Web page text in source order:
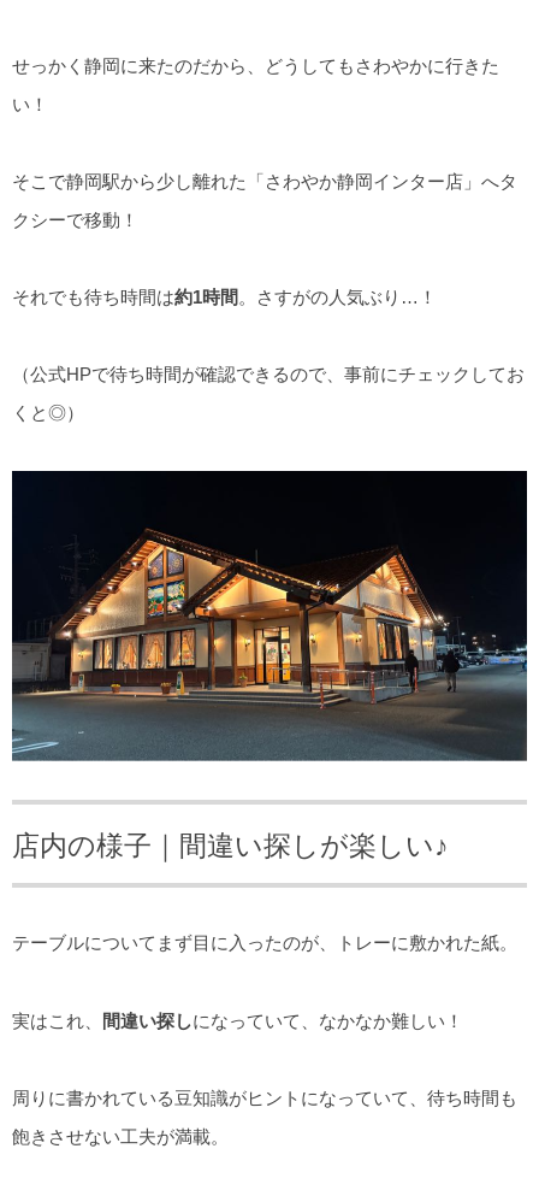
せっかく静岡に来たのだから、どうしてもさわやかに行きた
い！
そこで静岡駅から少し離れた「さわやか静岡インター店」へタ
クシーで移動！
それでも待ち時間は約1時間 。さすがの人気ぶり…！
（公式HPで待ち時間が確認できるので、事前にチェックしてお
くと◎）
店内の様子｜間違い探しが楽しい♪
テーブルについてまず目に入ったのが、トレーに敷かれた紙。
実はこれ、 間違い探しになっていて、なかなか難しい！
周りに書かれている豆知識がヒントになっていて、待ち時間も
飽きさせない工夫が満載。